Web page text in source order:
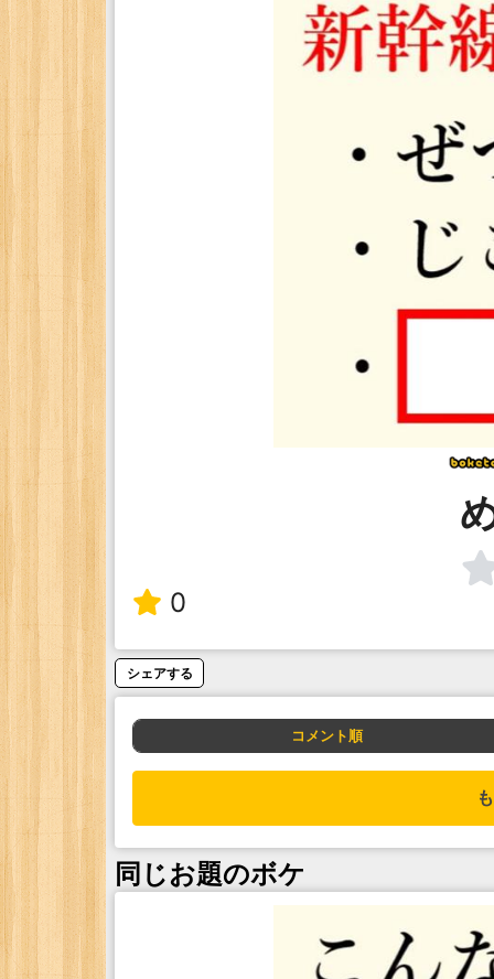
0
シェアする
コメント順
同じお題のボケ